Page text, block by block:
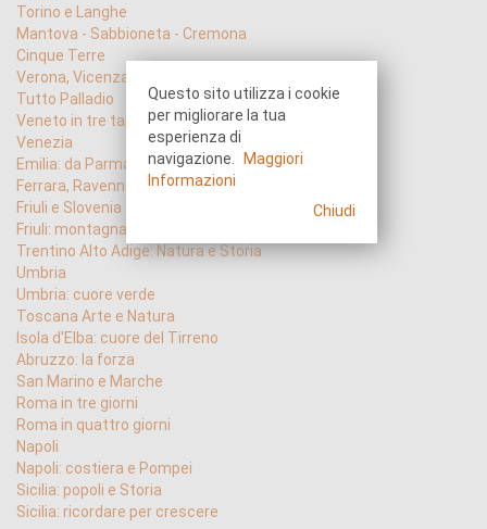
Torino e Langhe
Mantova - Sabbioneta - Cremona
Cinque Terre
Verona, Vicenza, Padova
Tutto Palladio
Veneto in tre tappe
Venezia
Emilia: da Parma a Verdi
Ferrara, Ravenna, Pomposa
Friuli e Slovenia
Friuli: montagna e acqua
Trentino Alto Adige: Natura e Storia
Umbria
Umbria: cuore verde
Toscana Arte e Natura
Isola d'Elba: cuore del Tirreno
Abruzzo: la forza
San Marino e Marche
Roma in tre giorni
Roma in quattro giorni
Napoli
Napoli: costiera e Pompei
Sicilia: popoli e Storia
Sicilia: ricordare per crescere
Questo sito utilizza i cookie
per migliorare la tua
esperienza di
navigazione.
Maggiori
Informazioni
Chiudi